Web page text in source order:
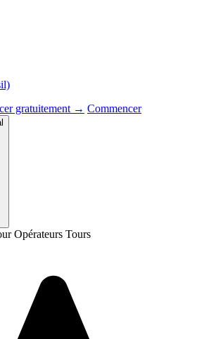
gratuitement → Commencer
Opérateurs Tours